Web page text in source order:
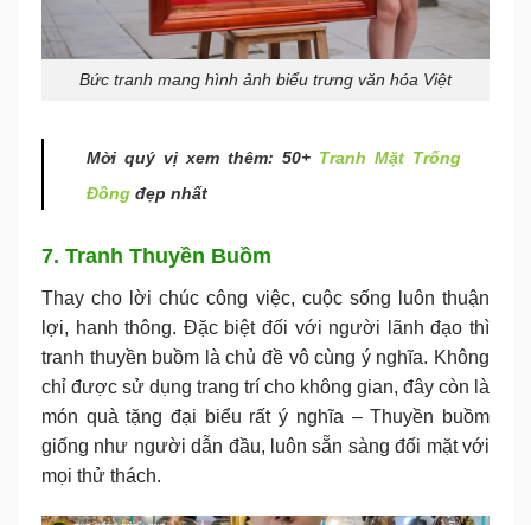
Bức tranh mang hình ảnh biểu trưng văn hóa Việt
Mời quý vị xem thêm: 50+ Tranh Mặt Trống
Đồng đẹp nhất
7. Tranh Thuyền Buồm
Thay cho lời chúc công việc, cuộc sống luôn thuận
lợi, hanh thông. Đặc biệt đối với người lãnh đạo thì
tranh thuyền buồm là chủ đề vô cùng ý nghĩa. Không
chỉ được sử dụng trang trí cho không gian, đây còn là
món quà tặng đại biểu rất ý nghĩa – Thuyền buồm
giống như người dẫn đầu, luôn sẵn sàng đối mặt với
mọi thử thách.